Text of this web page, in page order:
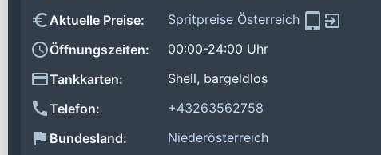
Aktuelle Preise:
Spritpreise Österreich
Öffnungszeiten:
00:00-24:00 Uhr
Tankkarten:
Shell, bargeldlos
Telefon:
+43263562758
Bundesland:
Niederösterreich